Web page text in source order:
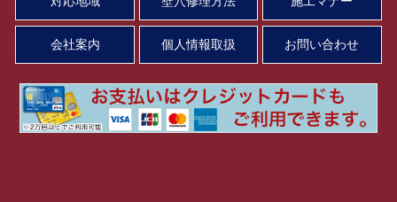
会社案内 個人情報取扱 お問い合わせ